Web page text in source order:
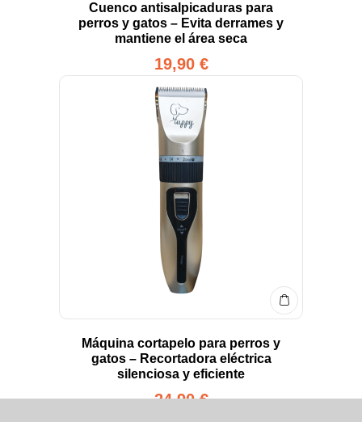
Cuenco antisalpicaduras para
perros y gatos – Evita derrames y
mantiene el área seca
19,90 €
Máquina cortapelo para perros y
gatos – Recortadora eléctrica
silenciosa y eficiente
24,90€